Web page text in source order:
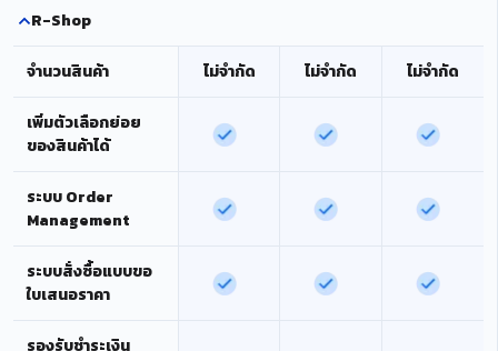
R-Shop
จำนวนสินค้า ไม่จำกัด ไม่จำกัด ไม่จำกัด
เพิ่มตัวเลือกย่อย
ของสินค้าได้
ระบบ Order
Management
ระบบสั่งซื้อแบบขอ
ใบเสนอราคา